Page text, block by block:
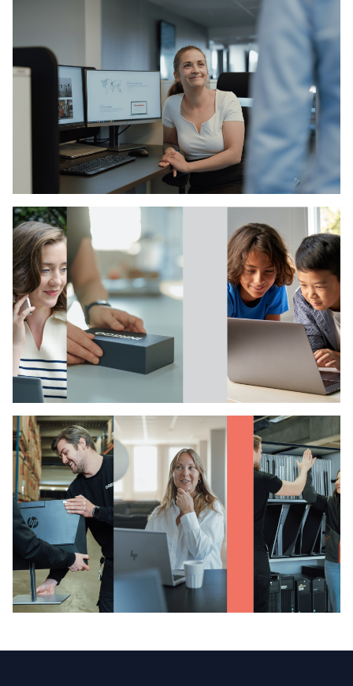
COMPLIANCE – VASTUULLISTA JA SÄÄNTÖJENMUKAISTA
TOIMINTAA
Quality Compliance - Laatu
MEISTÄ
Compliance – vastuullista ja
sääntöjenmukaista toimintaa
Toimintaamme ohjaavat säädökset ja standardit,
joita noudatamme kaikessa liiketoiminnassa.
COMPLIANCE – VASTUULLISTA JA SÄÄNTÖJENMUKAISTA
TOIMINTAA
Downstream Compliance -
Toimitusketju